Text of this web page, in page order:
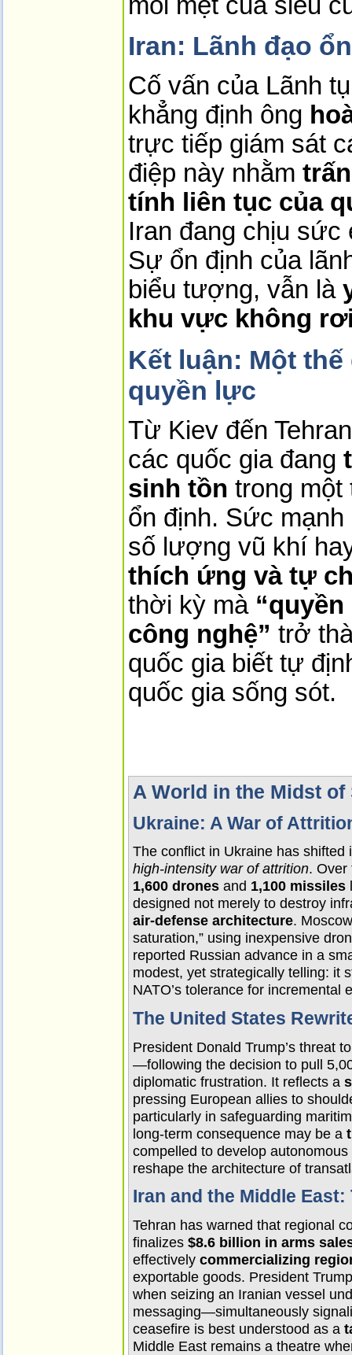
Iran: Lãnh đạo
Cố vấn của Lãnh
khẳng định ông
trực tiếp giám sát
điệp này nhằm
tính liên tục của
Iran đang chịu sức
Sự ổn định của
biểu tượng, vẫn là
khu vực không
Kết luận: Một
quyền lực
Từ Kiev đến
các quốc gia đang
sinh tồn trong một
ổn định. Sức
số lượng vũ khí
thích ứng và tự
thời kỳ mà
công nghệ” trở
quốc gia biết tự
quốc gia sống sót.
A World in the Midst
Ukraine: A War of
high‑intensity war of attrition
1,600 drones and 1,100 missiles
designed not merely to destroy
air‑defense architecture.
saturation,” using inexpensive
reported Russian advance in a
modest, yet strategically telling: it
NATO’s tolerance for incremental
The United States
President Donald Trump’s threat
—following the decision to pull
diplomatic frustration. It reflects a
pressing European allies to
particularly in safeguarding
long‑term consequence may be a
compelled to develop
reshape the architecture of
Iran and the Middle
Tehran has warned that regional
finalizes $8.6 billion in arms
effectively commercializing
exportable goods. President
when seizing an Iranian vessel
messaging—simultaneously
ceasefire is best understood as a
Middle East remains a theatre